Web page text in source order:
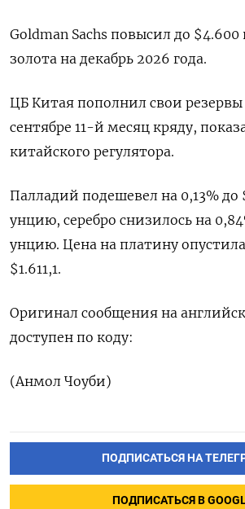
Goldman Sachs повысил до
золота на декабрь 2026 года.
ЦБ Китая пополнил свои
сентябре 11-й месяц кряду,
китайского регулятора.
Палладий подешевел на 0,13% до
унцию, серебро снизилось на
унцию. Цена на платину
$1.611,1.
Оригинал сообщения на
доступен по коду:
(Анмол Чоуби)
ПОДПИСАТЬСЯ НА
ПОДПИСАТЬСЯ В